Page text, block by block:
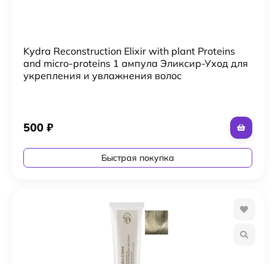
Kydra Reconstruction Elixir with plant Proteins
and micro-proteins 1 ампула Эликсир-Уход для
укрепления и увлажнения волос
500 ₽
Быстрая покупка